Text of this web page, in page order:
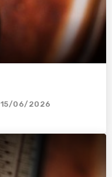
15/06/2026